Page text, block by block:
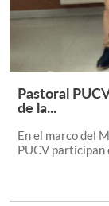
Pastoral
de la...
En el marco del
PUCV participan